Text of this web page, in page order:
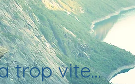
trop vite...